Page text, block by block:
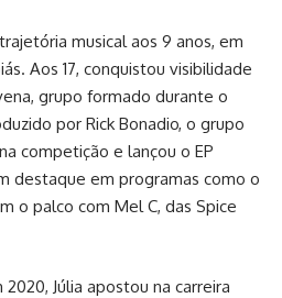
musical aos 9 anos, em
Aos 17, conquistou visibilidade
grupo formado durante o
por Rick Bonadio, o grupo
competição e lançou o EP
destaque em programas como o
o palco com Mel C, das Spice
Júlia apostou na carreira